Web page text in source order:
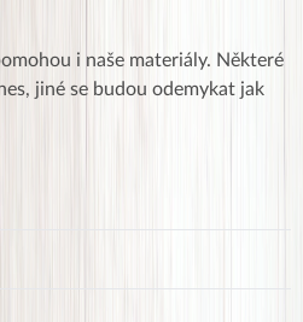
i naše materiály. Některé
jiné se budou odemykat jak